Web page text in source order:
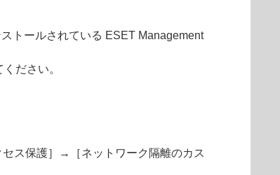
トールされている ESET Management
ださい。
ス保護］→［ネットワーク隔離のカス